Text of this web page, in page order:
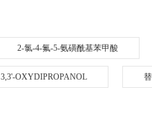
2-氯-4-氟-5-氨磺酰基苯甲酸
3,3'-OXYDIPROPANOL